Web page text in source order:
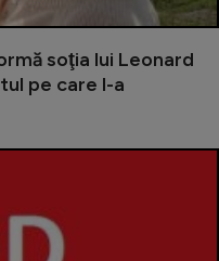
soţia lui Leonard
pe care l-a